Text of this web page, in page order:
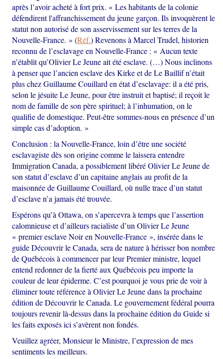
après l’avoir acheté à fort prix. « Les habitants de la colonie
défendirent l'affranchissement du jeune garçon. Ils invoquèrent le
statut non autorisé de son asservissement sur les terres de la
Nouvelle-France. » (Réf.) Revenons à Marcel Trudel, historien
reconnu de l’esclavage en Nouvelle-France : « Aucun texte
n’établit qu’Olivier Le Jeune ait été esclave. (…) Nous inclinons
à penser que l’ancien esclave des Kirke et de Le Baillif n’était
plus chez Guillaume Couillard en état d’esclavage: il a été pris,
selon le jésuite Le Jeune, pour être instruit et baptisé; il reçoit le
nom de famille de son père spirituel; à l’inhumation, on le
qualifie de domestique. Peut-être sommes-nous en présence d’un
simple cas d’adoption. »
Conclusion : la Nouvelle-France, loin d’être une société
esclavagiste dès son origine comme le laissera entendre
Immigration Canada, a possiblement libéré Olivier Le Jeune de
son statut d’esclave d’un capitaine anglais au profit de la
maisonnée de Guillaume Couillard, où nulle trace d’un statut
d’esclave n’a jamais été trouvée.
Espérons qu’à Ottawa, on s’apercevra à temps que l’assertion
calomnieuse et d’ailleurs racialiste d’un Olivier Le Jeune
« premier esclave Noir en Nouvelle-France », insérée dans le
guide Découvrir le Canada, sera de nature à hérisser bon nombre
de Québécois à commencer par leur Premier ministre, lequel
entend redonner de la fierté aux Québécois peu importe la
couleur de leur épiderme. C’est pourquoi je vous prie de voir à
éliminer toute référence à Olivier Le Jeune dans la prochaine
édition de Découvrir le Canada. Le gouvernement fédéral pourra
toujours revenir là-dessus dans la prochaine édition du Guide si
les faits exposés ici s’avèrent non fondés.
Veuillez agréer, Monsieur le Ministre, l’expression de mes
sentiments les meilleurs.